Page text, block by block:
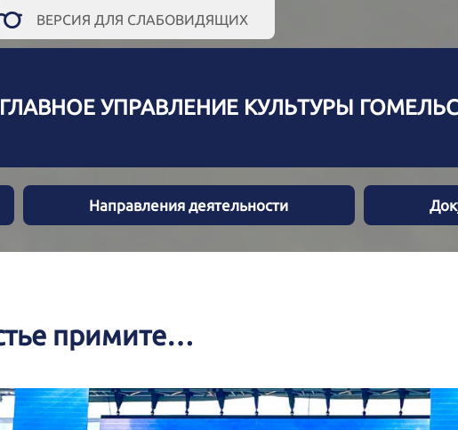
ВЕРСИЯ ДЛЯ СЛАБОВИДЯЩИХ
ГЛАВНОЕ УПРАВЛЕНИЕ КУЛЬТУРЫ
Направления деятельности
примите…